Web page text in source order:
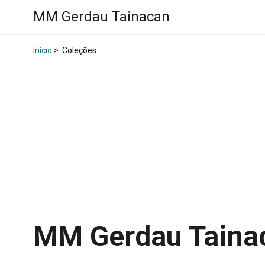
MM Gerdau Tainacan
Início > Coleções
MM Gerdau